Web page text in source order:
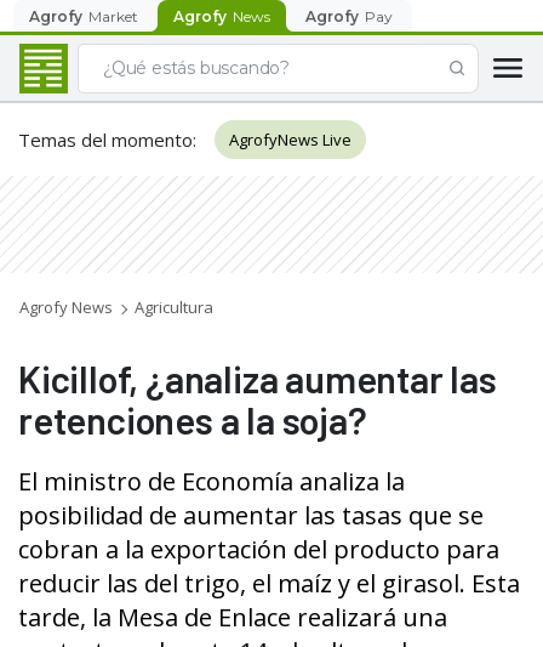
Agrofy Market Agrofy News Agrofy Pay
Temas del momento: AgrofyNews Live
Agrofy News Agricultura
Kicillof, ¿analiza aumentar las
retenciones a la soja?
El ministro de Economía analiza la
posibilidad de aumentar las tasas que se
cobran a la exportación del producto para
reducir las del trigo, el maíz y el girasol. Esta
tarde, la Mesa de Enlace realizará una